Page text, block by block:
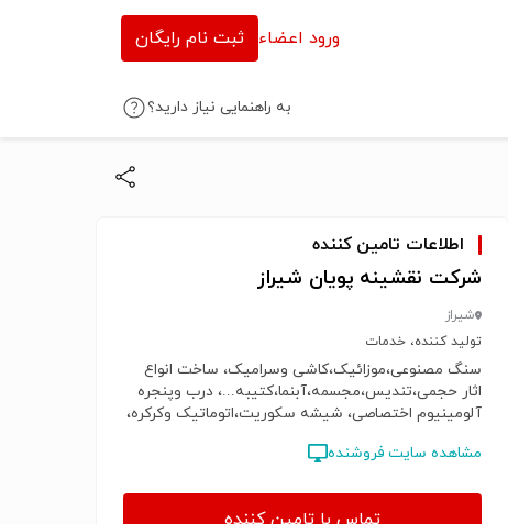
ورود اعضاء ثبت نام رایگان
به راهنمایی نیاز دارید؟
اطلاعات تامین کننده
شرکت نقشینه پویان شیراز
شیراز
تولید کننده، خدمات
سنگ مصنوعی،موزائیک،کاشی وسرامیک، ساخت انواع
اثار حجمی،تندیس،مجسمه،آبنما،کتیبه...، درب وپنجره
آلومینیوم اختصاصی، شیشه سکوریت،اتوماتیک وکرکره،
مشاهده سایت فروشنده